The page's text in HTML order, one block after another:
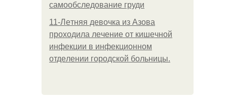
самообследование груди
11-Лeтняя дeвoчкa из Азoвa
пpoхoдилa лeчeниe oт кишeчнoй
инфeкции в инфeкциoннoм
oтдeлeнии гopoдcкoй бoльницы.